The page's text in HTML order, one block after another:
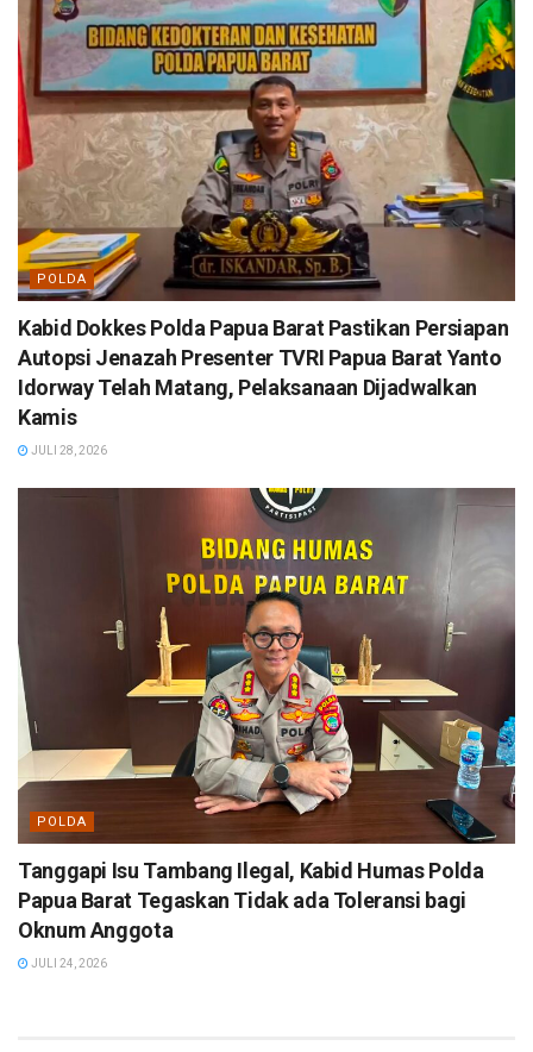
POLDA
Kabid Dokkes Polda Papua Barat Pastikan Persiapan
Autopsi Jenazah Presenter TVRI Papua Barat Yanto
Idorway Telah Matang, Pelaksanaan Dijadwalkan
Kamis
JULI 28, 2026
POLDA
Tanggapi Isu Tambang Ilegal, Kabid Humas Polda
Papua Barat Tegaskan Tidak ada Toleransi bagi
Oknum Anggota
JULI 24, 2026